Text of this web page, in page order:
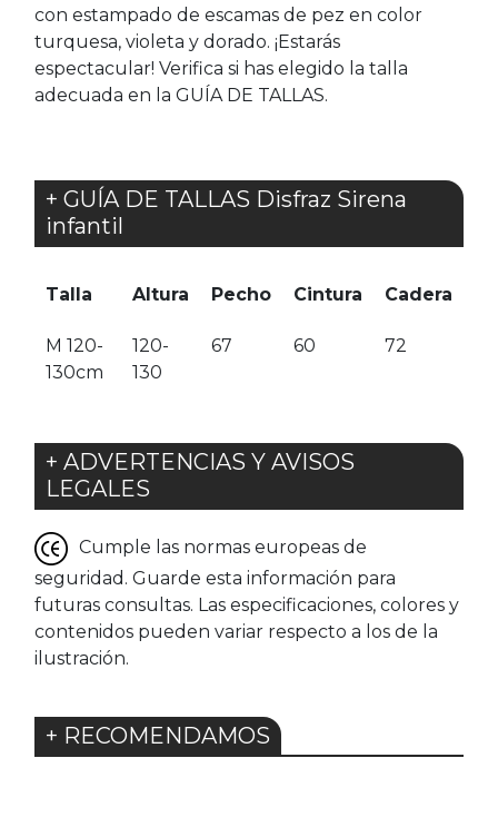
con estampado de escamas de pez en color
turquesa, violeta y dorado. ¡Estarás
espectacular! Verifica si has elegido la talla
adecuada en la GUÍA DE TALLAS.
+ GUÍA DE TALLAS Disfraz Sirena
infantil
Talla Altura Pecho Cintura Cadera
M 120-
130cm
120-
130
67 60 72
+ ADVERTENCIAS Y AVISOS
LEGALES
Cumple las normas europeas de
seguridad. Guarde esta información para
futuras consultas. Las especificaciones, colores y
contenidos pueden variar respecto a los de la
ilustración.
+ RECOMENDAMOS